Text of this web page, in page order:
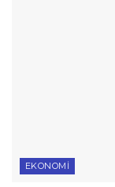
EKONOMI